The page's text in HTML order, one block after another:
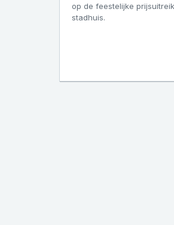
op de feestelijke
stadhuis.